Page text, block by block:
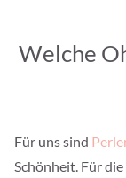
Welche
Für uns sind
Schönheit. Für